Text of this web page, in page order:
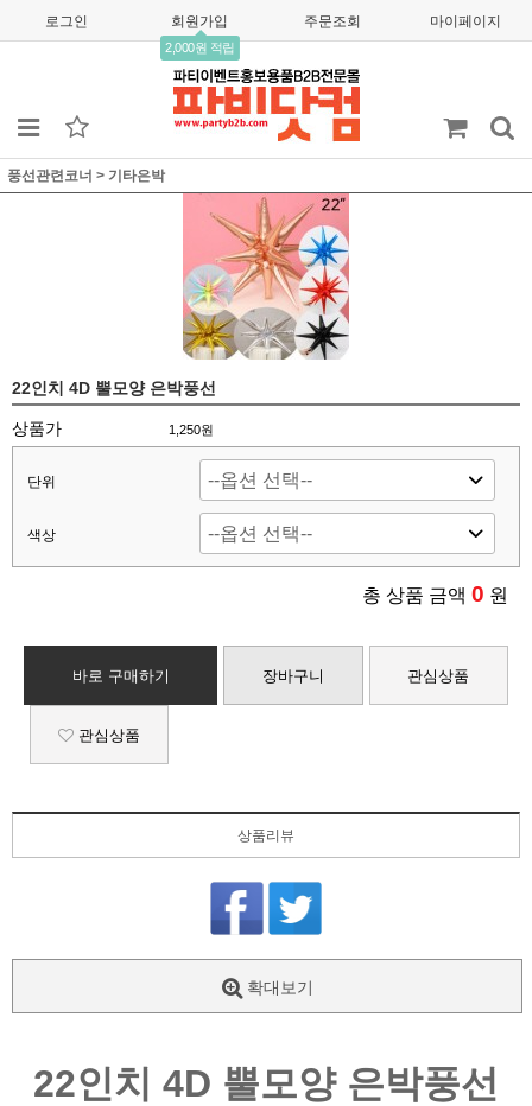
로그인 회원가입
2,000원 적립
주문조회 마이페이지
풍선관련코너 > 기타은박
22인치 4D 뿔모양 은박풍선
상품가 1,250원
단위
색상
총 상품 금액 0 원
바로 구매하기 장바구니 관심상품
관심상품
상품리뷰
확대보기
22인치 4D 뿔모양 은박풍선